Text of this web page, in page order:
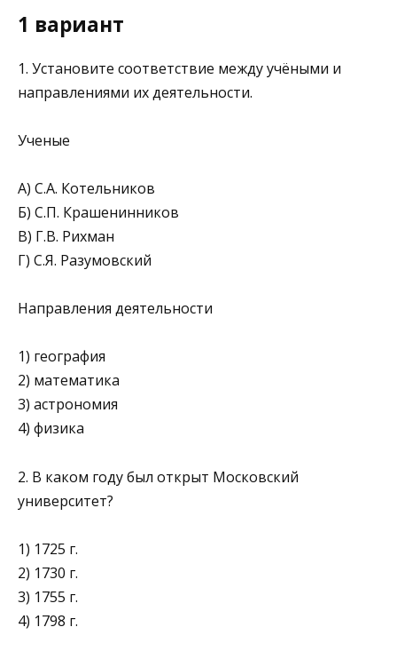
1 вариант
1. Установите соответствие между учёными и
направлениями их деятельности.
Ученые
А) С.А. Котельников
Б) С.П. Крашенинников
В) Г.В. Рихман
Г) С.Я. Разумовский
Направления деятельности
1) география
2) математика
3) астрономия
4) физика
2. В каком году был открыт Московский
университет?
1) 1725 г.
2) 1730 г.
3) 1755 г.
4) 1798 г.